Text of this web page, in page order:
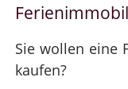
Sie wollen eine
kaufen?